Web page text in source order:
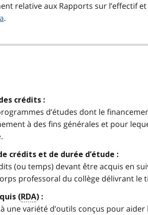
relative aux Rapports sur l’effectif
.
crédits :
d’études dont le
à des fins générales et pour
crédits et de durée d’étude :
(ou temps) devant être acquis en
professoral du collège délivrant le
(RDA) :
une variété d’outils conçus pour